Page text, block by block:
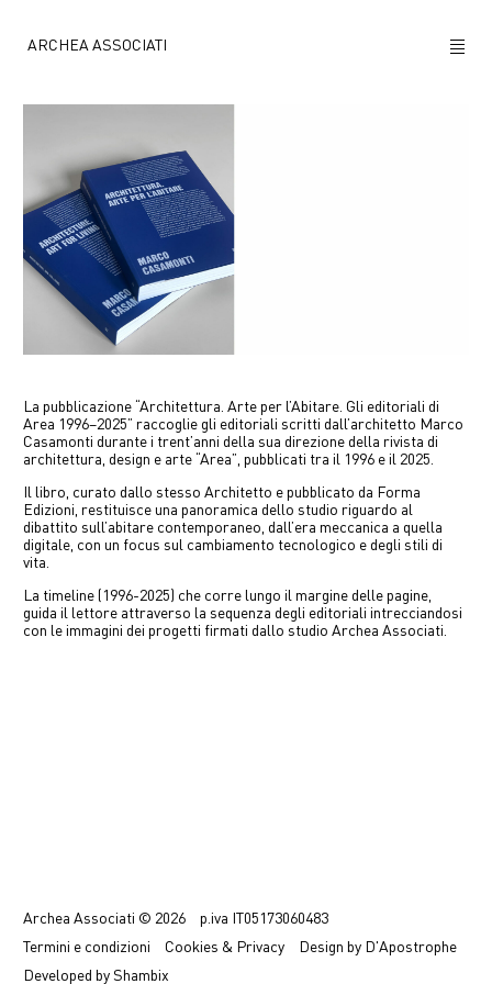
ARCHEA ASSOCIATI
CHI SIAMO
NEWS
POLICY
中文
La pubblicazione “Architettura. Arte per l’Abitare. Gli editoriali di
Area 1996–2025” raccoglie gli editoriali scritti dall’architetto Marco
Casamonti durante i trent’anni della sua direzione della rivista di
architettura, design e arte “Area”, pubblicati tra il 1996 e il 2025.
Il libro, curato dallo stesso Architetto e pubblicato da Forma
Edizioni, restituisce una panoramica dello studio riguardo al
dibattito sull’abitare contemporaneo, dall’era meccanica a quella
digitale, con un focus sul cambiamento tecnologico e degli stili di
vita.
La timeline (1996-2025) che corre lungo il margine delle pagine,
guida il lettore attraverso la sequenza degli editoriali intrecciandosi
con le immagini dei progetti firmati dallo studio Archea Associati.
Archea Associati © 2026 p.iva IT05173060483
Termini e condizioni Cookies & Privacy Design by D'Apostrophe
Developed byShambix